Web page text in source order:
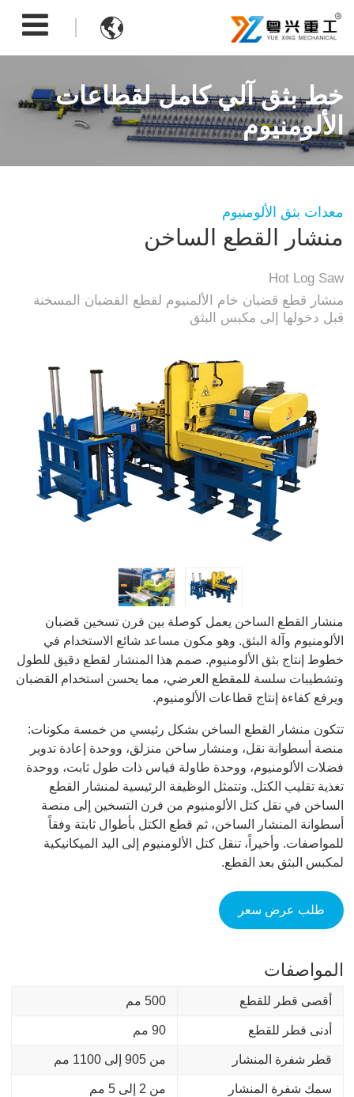

خط بثق آلي كامل لقطاعات
الألومنيوم
معدات بثق الألومنيوم
منشار القطع الساخن
Hot Log Saw
منشار قطع قضبان خام الألمنيوم لقطع القضبان المسخنة
قبل دخولها إلى مكبس البثق
منشار القطع الساخن يعمل كوصلة بين فرن تسخين قضبان
الألومنيوم وآلة البثق. وهو مكون مساعد شائع الاستخدام في
خطوط إنتاج بثق الألومنيوم. صمم هذا المنشار لقطع دقيق للطول
وتشطيبات سلسة للمقطع العرضي، مما يحسن استخدام القضبان
ويرفع كفاءة إنتاج قطاعات الألومنيوم.
تتكون منشار القطع الساخن بشكل رئيسي من خمسة مكونات:
منصة أسطوانة نقل، ومنشار ساخن منزلق، ووحدة إعادة تدوير
فضلات الألومنيوم، ووحدة طاولة قياس ذات طول ثابت، ووحدة
تغذية تقليب الكتل. وتتمثل الوظيفة الرئيسية لمنشار القطع
الساخن في نقل كتل الألومنيوم من فرن التسخين إلى منصة
أسطوانة المنشار الساخن، ثم قطع الكتل بأطوال ثابتة وفقاً
للمواصفات. وأخيراً، تنقل كتل الألومنيوم إلى اليد الميكانيكية
لمكبس البثق بعد القطع.
طلب عرض سعر
المواصفات
أقصى قطر للقطع 500 مم
أدنى قطر للقطع 90 مم
قطر شفرة المنشار من 905 إلى 1100 مم
سمك شفرة المنشار من 2 إلى 5 مم